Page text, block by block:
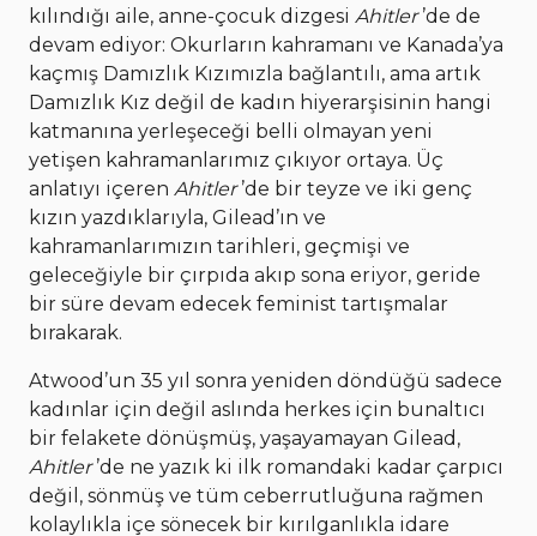
kılındığı aile, anne-çocuk dizgesi Ahitler’de de
devam ediyor: Okurların kahramanı ve Kanada’ya
kaçmış Damızlık Kızımızla bağlantılı, ama artık
Damızlık Kız değil de kadın hiyerarşisinin hangi
katmanına yerleşeceği belli olmayan yeni
yetişen kahramanlarımız çıkıyor ortaya. Üç
anlatıyı içeren Ahitler’de bir teyze ve iki genç
kızın yazdıklarıyla, Gilead’ın ve
kahramanlarımızın tarihleri, geçmişi ve
geleceğiyle bir çırpıda akıp sona eriyor, geride
bir süre devam edecek feminist tartışmalar
bırakarak.
Atwood’un 35 yıl sonra yeniden döndüğü sadece
kadınlar için değil aslında herkes için bunaltıcı
bir felakete dönüşmüş, yaşayamayan Gilead,
Ahitler’de ne yazık ki ilk romandaki kadar çarpıcı
değil, sönmüş ve tüm ceberrutluğuna rağmen
kolaylıkla içe sönecek bir kırılganlıkla idare